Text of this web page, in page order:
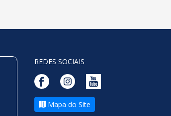
REDES SOCIAIS
Mapa do Site